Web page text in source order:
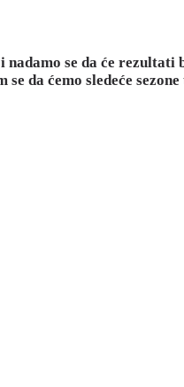
se da će
da ćemo sledeće